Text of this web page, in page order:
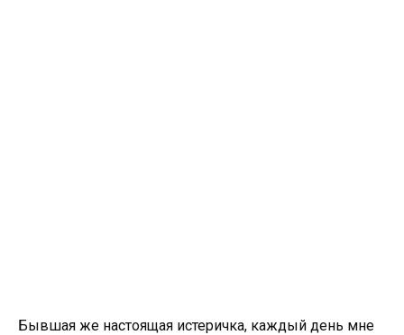
Бывшая же настоящая истеричка, каждый день мне